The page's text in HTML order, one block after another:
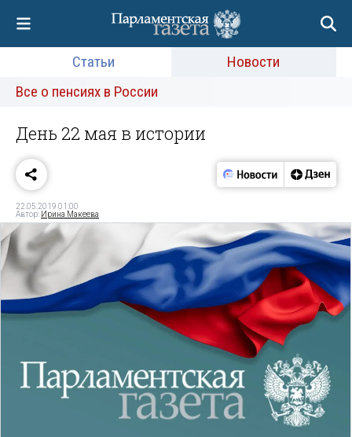
Статьи
Новости
Все о пенсиях в России
День 22 мая в истории
22.05.2019 01:00
Автор: Ирина Макеева